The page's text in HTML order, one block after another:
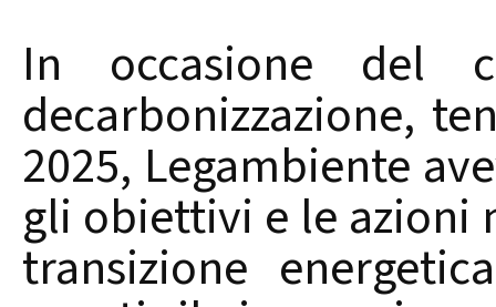
In occasione del
decarbonizzazione,
2025, Legambiente
gli obiettivi e le azioni
transizione